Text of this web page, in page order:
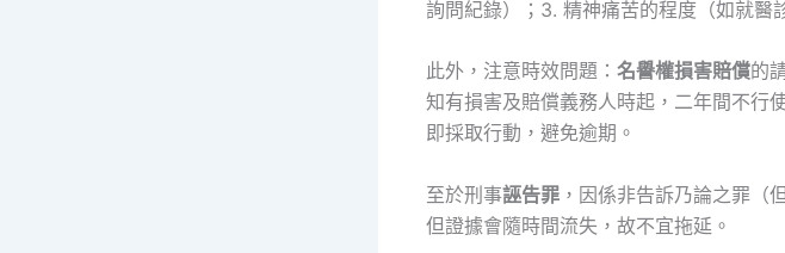
詢問紀錄）；3. 精神痛苦的程度（如就醫
此外，注意時效問題： 名譽權損害賠償的
知有損害及賠償義務人時起，二年間不行
即採取行動，避免逾期。
至於刑事誣告罪 ，因係非告訴乃論之罪（
但證據會隨時間流失，故不宜拖延。